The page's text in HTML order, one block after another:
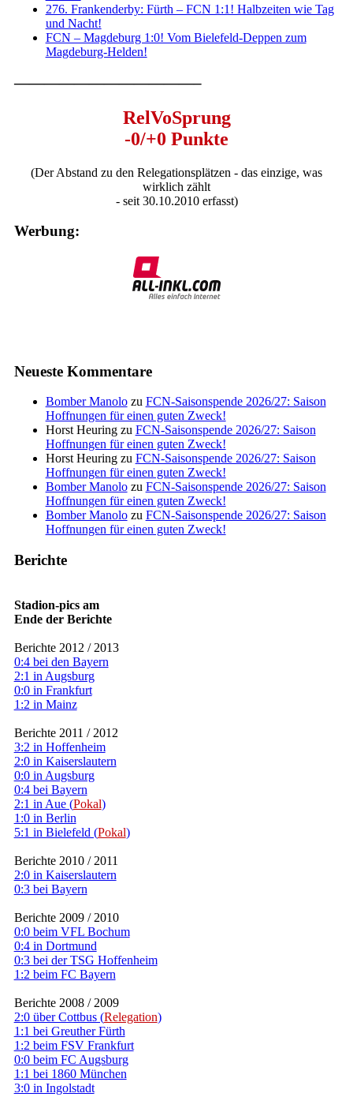
276. Frankenderby: Fürth – FCN 1:1! Halbzeiten wie Tag
und Nacht!
FCN – Magdeburg 1:0! Vom Bielefeld-Deppen zum
Magdeburg-Helden!
————————————–
RelVoSprung
-0/+0 Punkte
(Der Abstand zu den Relegationsplätzen - das einzige, was
wirklich zählt
- seit 30.10.2010 erfasst)
Werbung:
Neueste Kommentare
Bomber Manolozu FCN-Saisonspende 2026/27: Saison
Hoffnungen für einen guten Zweck!
Horst Heuringzu FCN-Saisonspende 2026/27: Saison
Hoffnungen für einen guten Zweck!
Horst Heuringzu FCN-Saisonspende 2026/27: Saison
Hoffnungen für einen guten Zweck!
Bomber Manolozu FCN-Saisonspende 2026/27: Saison
Hoffnungen für einen guten Zweck!
Bomber Manolozu FCN-Saisonspende 2026/27: Saison
Hoffnungen für einen guten Zweck!
Berichte
Stadion-pics am
Ende der Berichte
Berichte 2012 / 2013
0:4 bei den Bayern
2:1 in Augsburg
0:0 in Frankfurt
1:2 in Mainz
Berichte 2011 / 2012
3:2 in Hoffenheim
2:0 in Kaiserslautern
0:0 in Augsburg
0:4 bei Bayern
2:1 in Aue (Pokal)
1:0 in Berlin
5:1 in Bielefeld (Pokal)
Berichte 2010 / 2011
2:0 in Kaiserslautern
0:3 bei Bayern
Berichte 2009 / 2010
0:0 beim VFL Bochum
0:4 in Dortmund
0:3 bei der TSG Hoffenheim
1:2 beim FC Bayern
Berichte 2008 / 2009
2:0 über Cottbus (Relegation)
1:1 bei Greuther Fürth
1:2 beim FSV Frankfurt
0:0 beim FC Augsburg
1:1 bei 1860 München
3:0 in Ingolstadt